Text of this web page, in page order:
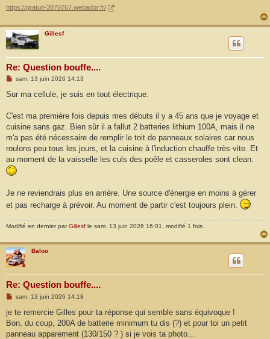
https://gratuit-3870767.webador.fr/
Gillesf
Re: Question bouffe....
M
s
g
sam. 13 juin 2026 14:13
Sur ma cellule, je suis en tout électrique.
C'est ma première fois depuis mes débuts il y a 45 ans que je voyage et
cuisine sans gaz. Bien sûr il a fallut 2 batteries lithium 100A, mais il ne
m'a pas été nécessaire de remplir le toit de panneaux solaires car nous
roulons peu tous les jours, et la cuisine à l'induction chauffe très vite. Et
au moment de la vaisselle les culs des poêle et casseroles sont clean.
Je ne reviendrais plus en arrière. Une source d'énergie en moins à gérer
et pas recharge à prévoir. Au moment de partir c'est toujours plein.
Modifié en dernier parGillesf le sam. 13 juin 2026 16:01, modifié 1 fois.
Baloo
Re: Question bouffe....
M
s
a
g
sam. 13 juin 2026 14:18
je te remercie Gilles pour ta réponse qui semble sans équivoque !
Bon, du coup, 200A de batterie minimum tu dis (?) et pour toi un petit
panneau apparement (130/150 ? ) si je vois ta photo...